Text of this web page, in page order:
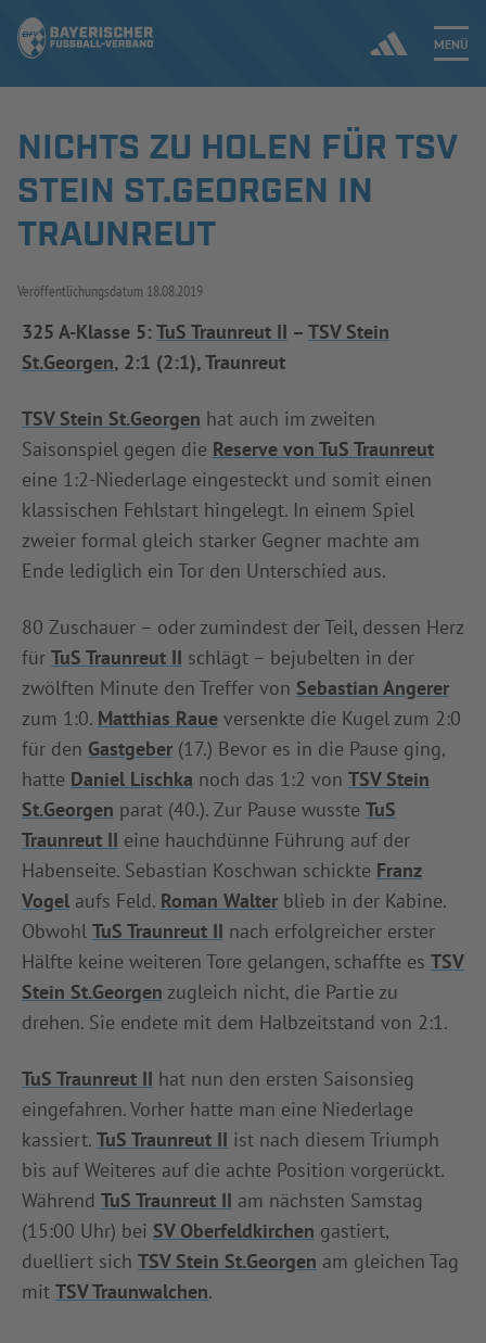
MENÜ
Jetzt einloggen
ERGEBNISSE & WETTBEWERBE
SPIELBETRIEB & VERBANDSLEBEN
AUSBILDUNG & FÖRDERUNG
DER VERBAND
INFOTHEK SPIELPLUS
NICHTS ZU HOLEN FÜR TSV
STEIN ST.GEORGEN IN
TRAUNREUT
Veröffentlichungsdatum 18.08.2019
325 A-Klasse 5: TuS Traunreut II – TSV Stein
St.Georgen, 2:1 (2:1), Traunreut
TSV Stein St.Georgen hat auch im zweiten
Saisonspiel gegen die Reserve von TuS Traunreut
eine 1:2-Niederlage eingesteckt und somit einen
klassischen Fehlstart hingelegt. In einem Spiel
zweier formal gleich starker Gegner machte am
Ende lediglich ein Tor den Unterschied aus.
80 Zuschauer – oder zumindest der Teil, dessen Herz
für TuS Traunreut II schlägt – bejubelten in der
zwölften Minute den Treffer von Sebastian Angerer
zum 1:0. Matthias Raue versenkte die Kugel zum 2:0
für den Gastgeber (17.) Bevor es in die Pause ging,
hatte Daniel Lischka noch das 1:2 von TSV Stein
St.Georgen parat (40.). Zur Pause wusste TuS
Traunreut II eine hauchdünne Führung auf der
Habenseite. Sebastian Koschwan schickte Franz
Vogel aufs Feld. Roman Walter blieb in der Kabine.
Obwohl TuS Traunreut II nach erfolgreicher erster
Hälfte keine weiteren Tore gelangen, schaffte es TSV
Stein St.Georgen zugleich nicht, die Partie zu
drehen. Sie endete mit dem Halbzeitstand von 2:1.
TuS Traunreut II hat nun den ersten Saisonsieg
eingefahren. Vorher hatte man eine Niederlage
kassiert. TuS Traunreut II ist nach diesem Triumph
bis auf Weiteres auf die achte Position vorgerückt.
Während TuS Traunreut II am nächsten Samstag
(15:00 Uhr) bei SV Oberfeldkirchen gastiert,
duelliert sich TSV Stein St.Georgen am gleichen Tag
mit TSV Traunwalchen.